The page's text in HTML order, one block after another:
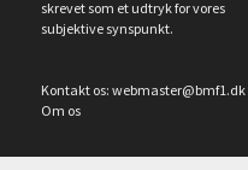
skrevet som et udtryk for vores
subjektive synspunkt.
Kontakt os: webmaster@bmf1.dk
Om os